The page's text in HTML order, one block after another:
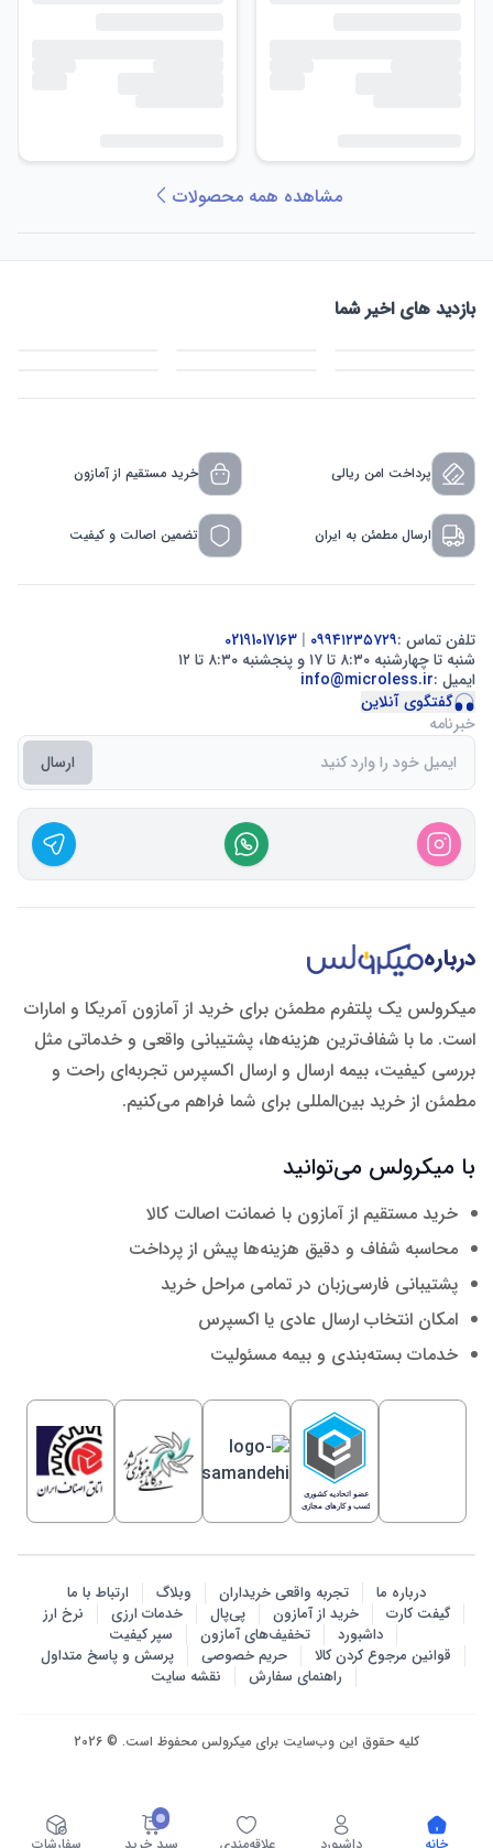
مشاهده همه محصولات
بازدید های اخیر شما
پرداخت امن ریالی خرید مستقیم از آمازون
ارسال مطمئن به ایران تضمین اصالت و کیفیت
تلفن تماس :۰۹۹۴۱۲۳۵۷۲۹ |
شنبه تا چهارشنبه ۸:۳۰ تا ۱۷ و پنجشنبه ۸:۳۰ تا ۱۲
ایمیل :info@microless.ir
گفتگوی آنلاین
خبرنامه
ارسال
درباره
میکرولس یک پلتفرم مطمئن برای خرید از آمازون آمریکا و امارات
است. ما با شفاف‌ترین هزینه‌ها، پشتیبانی واقعی و خدماتی مثل
بررسی کیفیت، بیمه ارسال و ارسال اکسپرس تجربه‌ای راحت و
مطمئن از خرید بین‌المللی برای شما فراهم می‌کنیم.
با میکرولس می‌توانید
خرید مستقیم از آمازون با ضمانت اصالت کالا
محاسبه شفاف و دقیق هزینه‌ها پیش از پرداخت
پشتیبانی فارسی‌زبان در تمامی مراحل خرید
امکان انتخاب ارسال عادی یا اکسپرس
خدمات بسته‌بندی و بیمه مسئولیت
درباره ما تجربه واقعی خریداران وبلاگ
ارتباط با ما
گیفت کارت
خرید از آمازون پی‌پال خدمات ارزی
نرخ ارز
داشبورد
تخفیف‌های آمازون
سپر کیفیت
قوانین مرجوع کردن کالا
حریم خصوصی
پرسش‌ و پاسخ متداول
راهنمای سفارش
نقشه سایت
کلیه حقوق این وب‌سایت برای میکرولس محفوظ است. © 2026